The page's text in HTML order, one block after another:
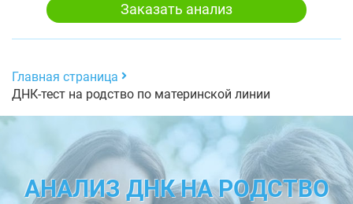
Заказать анализ
Главная страница
ДНК-тест на родство по материнской линии
АНАЛИЗ ДНК НА РОДСТВО